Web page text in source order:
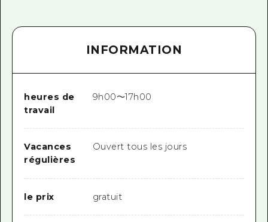
INFORMATION
heures de
travail
9h00～17h00
Vacances
régulières
Ouvert tous les jours
le prix gratuit